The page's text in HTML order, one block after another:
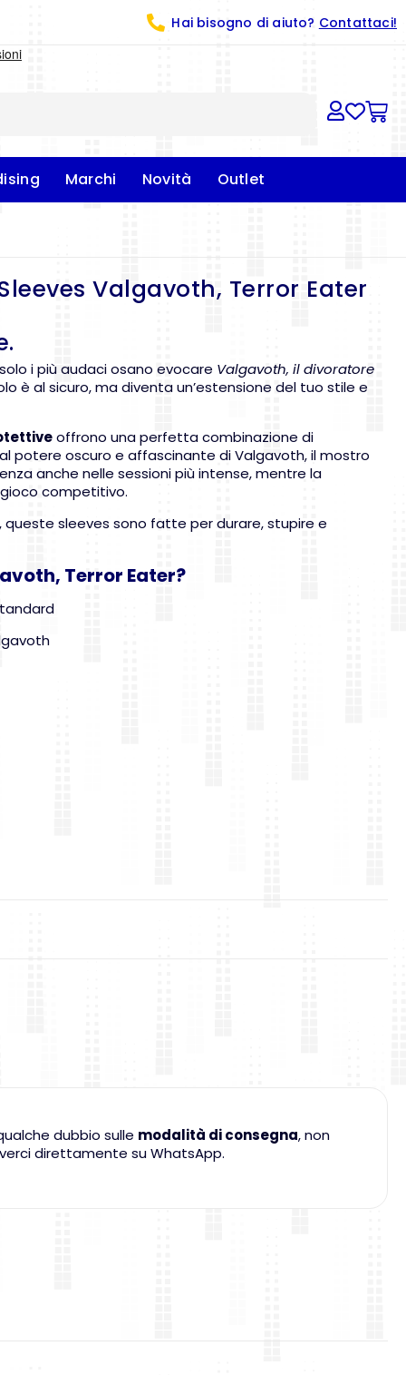
Hai bisogno di aiuto? Contattaci!
Marchi Novità Outlet
Valgavoth, Terror Eater
i più audaci osano evocare Valgavoth, il divoratore
è al sicuro, ma diventa un’estensione del tuo stile e
offrono una perfetta combinazione di
potere oscuro e affascinante di Valgavoth, il mostro
anche nelle sessioni più intense, mentre la
competitivo.
sleeves sono fatte per durare, stupire e
Terror Eater?
dubbio sulle modalità di consegna, non
direttamente su WhatsApp.